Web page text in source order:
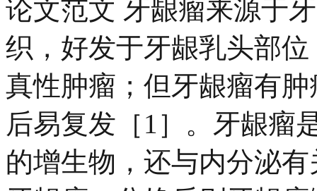
论文范文 牙龈瘤来源于
织，好发于牙龈乳头部
真性肿瘤；但牙龈瘤有
后易复发［1］。牙龈瘤
的增生物，还与内分泌